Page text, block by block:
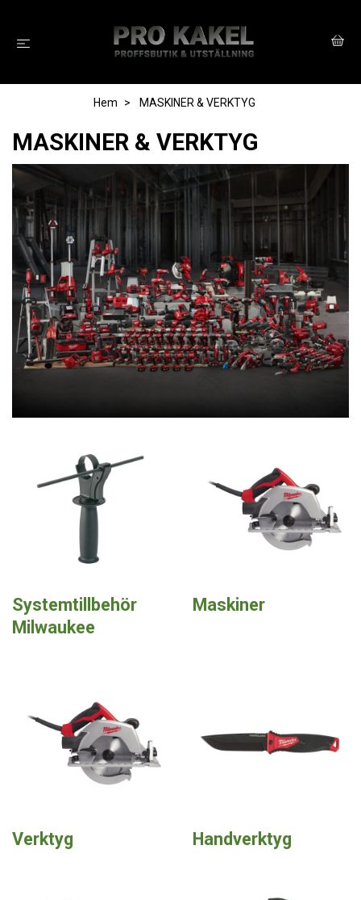
Hem MASKINER & VERKTYG
MASKINER & VERKTYG
Systemtillbehör
Milwaukee
Maskiner
Verktyg Handverktyg